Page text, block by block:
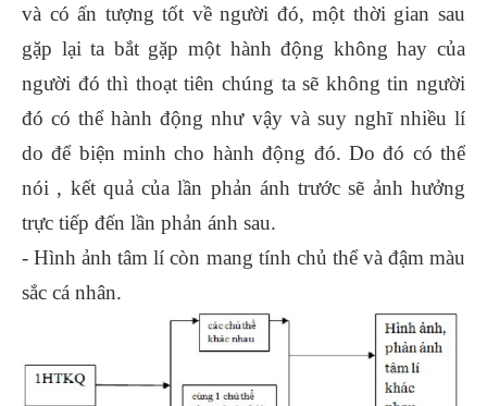
và có ấn tượng tốt về người đó, một thời gian sau
gặp lại ta bắt gặp một hành động không hay của
người đó thì thoạt tiên chúng ta sẽ không tin người
đó có thể hành động như vậy và suy nghĩ nhiều lí
do để biện minh cho hành động đó. Do đó có thể
nói , kết quả của lần phản ánh trước sẽ ảnh hưởng
trực tiếp đến lần phản ánh sau.
- Hình ảnh tâm lí còn mang tính chủ thể và đậm màu
sắc cá nhân.